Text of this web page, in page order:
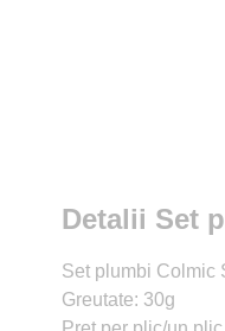
Detalii Set
Set plumbi Colmic
Greutate: 30g